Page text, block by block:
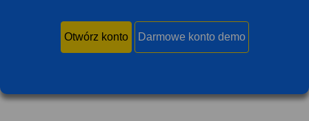
Otwórz konto Darmowe konto demo